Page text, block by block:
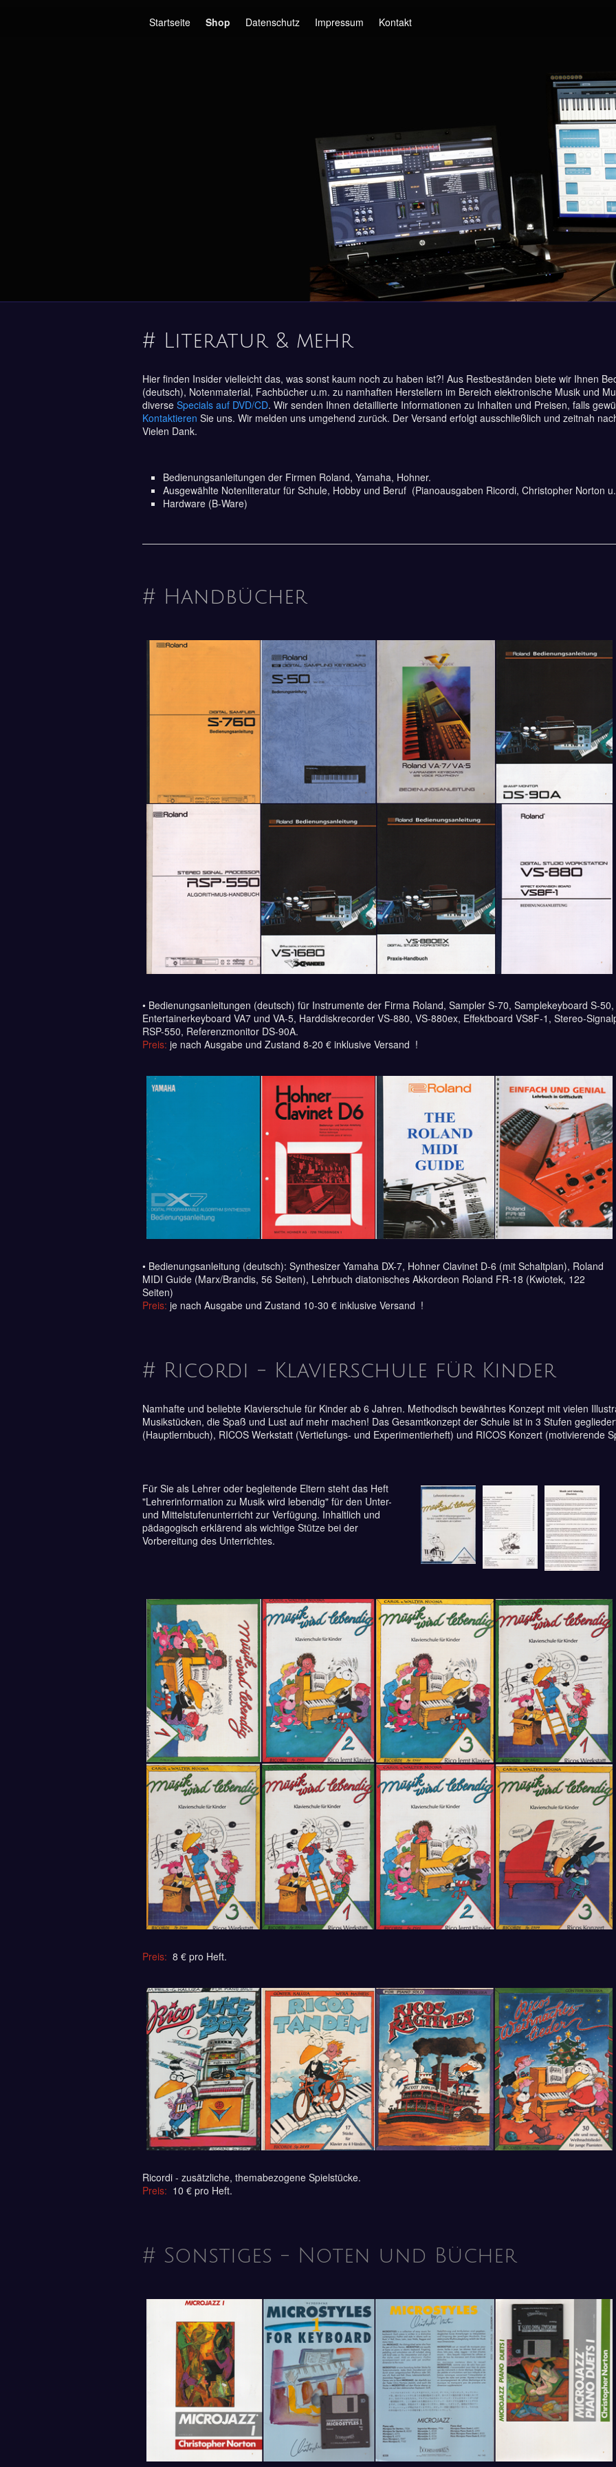
Startseite Shop Datenschutz Impressum Kontakt
# Literatur & mehr
Hier finden Insider vielleicht das, was sonst kaum noch zu haben ist?! Aus Restbeständen biete wir Ihnen
(deutsch), Notenmaterial, Fachbücher u.m. zu namhaften Herstellern im Bereich elektronische Musik und
diverse Specials auf DVD/CD. Wir senden Ihnen detaillierte Informationen zu Inhalten und Preisen, falls
Kontaktieren Sie uns. Wir melden uns umgehend zurück. Der Versand erfolgt ausschließlich und zeitnah
Vielen Dank.
Bedienungsanleitungen der Firmen Roland, Yamaha, Hohner.
Ausgewählte Notenliteratur für Schule, Hobby und Beruf (Pianoausgaben Ricordi, Christopher Norton
Hardware (B-Ware)
# Handbücher
• Bedienungsanleitungen (deutsch) für Instrumente der Firma Roland, Sampler S-70, Samplekeyboard S-50,
Entertainerkeyboard VA7 und VA-5, Harddiskrecorder VS-880, VS-880ex, Effektboard VS8F-1, Stereo-
RSP-550, Referenzmonitor DS-90A.
Preis: je nach Ausgabe und Zustand 8-20 € inklusive Versand !
• Bedienungsanleitung (deutsch): Synthesizer Yamaha DX-7, Hohner Clavinet D-6 (mit Schaltplan), Roland
MIDI Guide (Marx/Brandis, 56 Seiten), Lehrbuch diatonisches Akkordeon Roland FR-18 (Kwiotek, 122
Seiten)
Preis: je nach Ausgabe und Zustand 10-30 € inklusive Versand !
# Ricordi - Klavierschule für Kinder
Namhafte und beliebte Klavierschule für Kinder ab 6 Jahren. Methodisch bewährtes Konzept mit vielen
Musikstücken, die Spaß und Lust auf mehr machen! Das Gesamtkonzept der Schule ist in 3 Stufen
(Hauptlernbuch), RICOS Werkstatt (Vertiefungs- und Experimentierheft) und RICOS Konzert (motivierende
Für Sie als Lehrer oder begleitende Eltern steht das Heft
"Lehrerinformation zu Musik wird lebendig" für den Unter-
und Mittelstufenunterricht zur Verfügung. Inhaltlich und
pädagogisch erklärend als wichtige Stütze bei der
Vorbereitung des Unterrichtes.
Preis: 8 € pro Heft.
Ricordi - zusätzliche, themabezogene Spielstücke.
Preis: 10 € pro Heft.
# Sonstiges - Noten und Bücher